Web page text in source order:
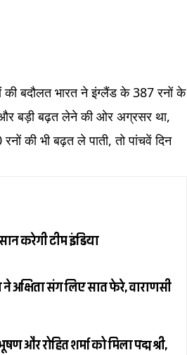
की बदौलत भारत ने इंग्लैंड के 387 रनों के
और बड़ी बढ़त लेने की ओर अग्रसर था,
की भी बढ़त ले पाती, तो पांचवें दिन
करेगी टीम इंडिया
अक्षिता संग लिए सात फेरे, वाराणसी
और रोहित शर्मा को मिला पद्म श्री,